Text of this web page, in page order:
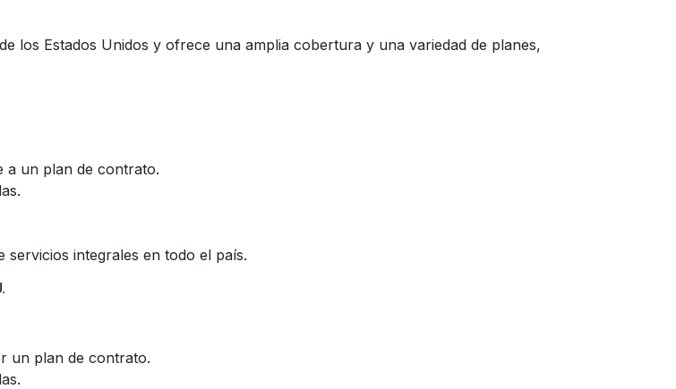
los Estados Unidos y ofrece una amplia cobertura y una variedad de planes,
a un plan de contrato.
integrales en todo el país.
un plan de contrato.